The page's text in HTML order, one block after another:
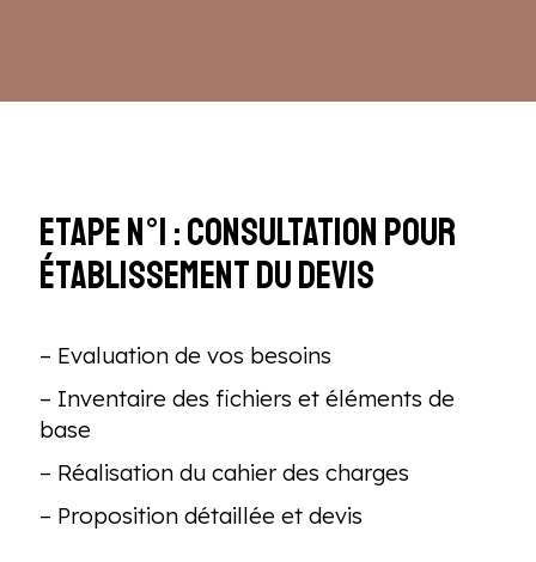
Etape n°1 : Consultation pour
établissement du devis
– Evaluation de vos besoins
– Inventaire des fichiers et éléments de
base
– Réalisation du cahier des charges
– Proposition détaillée et devis